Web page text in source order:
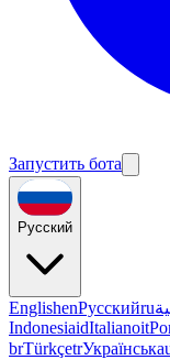
Запустить бота
Русский
EnglishenРусскийru
IndonesiaidItalianoit
brTürkçetrУкраїнська